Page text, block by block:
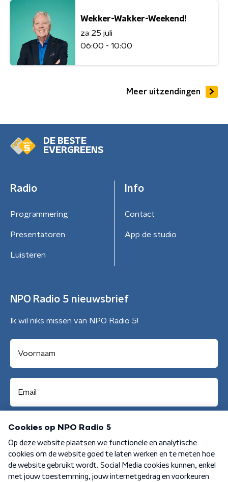
Wekker-Wakker-Weekend!
za 25 juli
06:00 - 10:00
Meer uitzendingen
DE BESTE
EVERGREENS
Radio
Programmering
Presentatoren
Luisteren
Info
Contact
App de studio
NPO Radio 5 nieuwsbrief
Ik wil niks missen van NPO Radio 5!
Aanmelden
Algemene voorwaarden